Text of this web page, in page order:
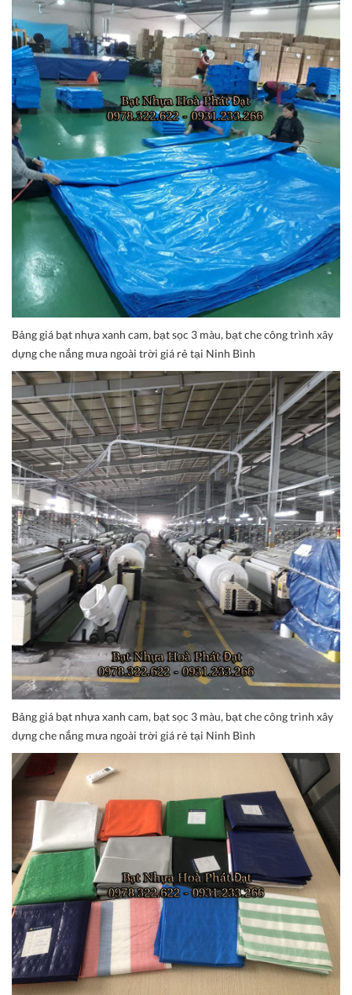
Bảng giá bạt nhựa xanh cam, bạt sọc 3 màu, bạt che công trình xây
dựng che nắng mưa ngoài trời giá rẻ tại Ninh Bình
Bảng giá bạt nhựa xanh cam, bạt sọc 3 màu, bạt che công trình xây
dựng che nắng mưa ngoài trời giá rẻ tại Ninh Bình